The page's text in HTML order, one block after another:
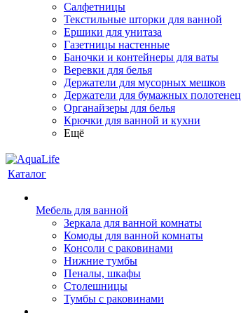
Салфетницы
Текстильные шторки для ванной
Ершики для унитаза
Газетницы настенные
Баночки и контейнеры для ваты
Веревки для белья
Держатели для мусорных мешков
Держатели для бумажных полотенец
Органайзеры для белья
Крючки для ванной и кухни
Ещё
Каталог
Мебель для ванной
Зеркала для ванной комнаты
Комоды для ванной комнаты
Консоли с раковинами
Нижние тумбы
Пеналы, шкафы
Столешницы
Тумбы с раковинами